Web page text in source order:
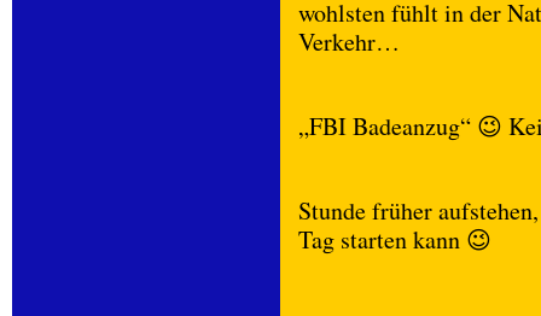
wohlsten fühlt in der
Verkehr…
„FBI Badeanzug“ 😉
Stunde früher
Tag starten kann 😉